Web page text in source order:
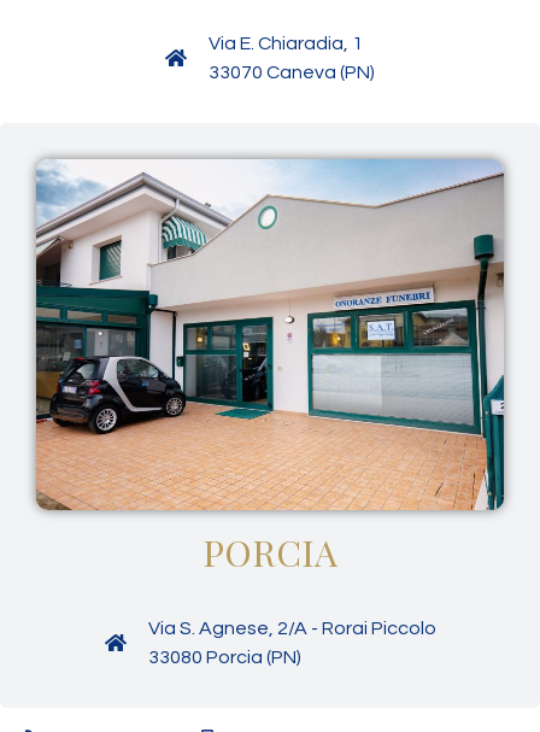
Via E. Chiaradia, 1
33070 Caneva (PN)
PORCIA
Via S. Agnese, 2/A - Rorai Piccolo
33080 Porcia (PN)